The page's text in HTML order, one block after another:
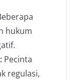
hukum
Pecinta
regulasi,